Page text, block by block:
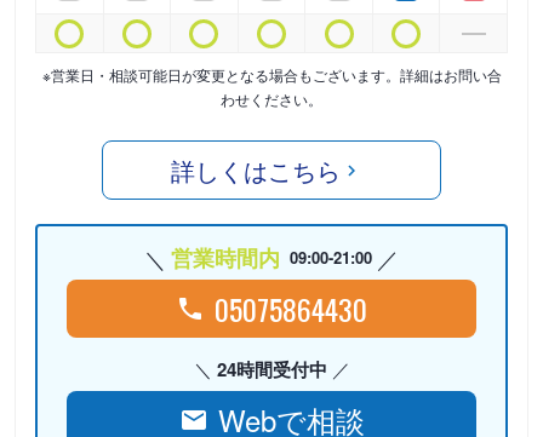
※営業日・相談可能日が変更となる場合もございます。詳細はお問い合
わせください。
詳しくはこちら
営業時間内 09:00-21:00
05075864430
24時間受付中
Webで相談